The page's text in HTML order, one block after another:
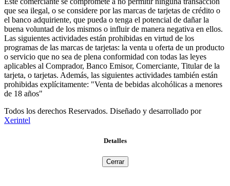
que sea ilegal, o se considere por las marcas de tarjetas de crédito o
el banco adquiriente, que pueda o tenga el potencial de dañar la
buena voluntad de los mismos o influir de manera negativa en ellos.
Las siguientes actividades están prohibidas en virtud de los
programas de las marcas de tarjetas: la venta u oferta de un producto
o servicio que no sea de plena conformidad con todas las leyes
aplicables al Comprador, Banco Emisor, Comerciante, Titular de la
tarjeta, o tarjetas. Además, las siguientes actividades también están
prohibidas explícitamente: "Venta de bebidas alcohólicas a menores
de 18 años"
Todos los derechos Reservados. Diseñado y desarrollado por
Xerintel
Detalles
Cerrar